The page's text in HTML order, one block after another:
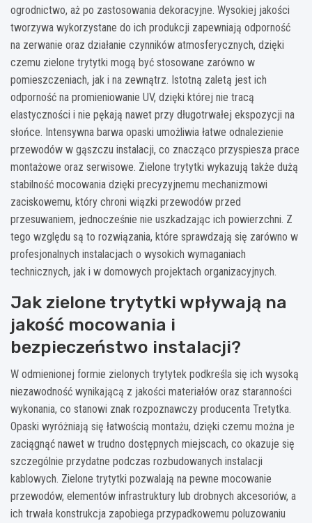
ogrodnictwo, aż po zastosowania dekoracyjne. Wysokiej jakości
tworzywa wykorzystane do ich produkcji zapewniają odporność
na zerwanie oraz działanie czynników atmosferycznych, dzięki
czemu zielone trytytki mogą być stosowane zarówno w
pomieszczeniach, jak i na zewnątrz. Istotną zaletą jest ich
odporność na promieniowanie UV, dzięki której nie tracą
elastyczności i nie pękają nawet przy długotrwałej ekspozycji na
słońce. Intensywna barwa opaski umożliwia łatwe odnalezienie
przewodów w gąszczu instalacji, co znacząco przyspiesza prace
montażowe oraz serwisowe. Zielone trytytki wykazują także dużą
stabilność mocowania dzięki precyzyjnemu mechanizmowi
zaciskowemu, który chroni wiązki przewodów przed
przesuwaniem, jednocześnie nie uszkadzając ich powierzchni. Z
tego względu są to rozwiązania, które sprawdzają się zarówno w
profesjonalnych instalacjach o wysokich wymaganiach
technicznych, jak i w domowych projektach organizacyjnych.
Jak zielone trytytki wpływają na
jakość mocowania i
bezpieczeństwo instalacji?
W odmienionej formie zielonych trytytek podkreśla się ich wysoką
niezawodność wynikającą z jakości materiałów oraz staranności
wykonania, co stanowi znak rozpoznawczy producenta Tretytka.
Opaski wyróżniają się łatwością montażu, dzięki czemu można je
zaciągnąć nawet w trudno dostępnych miejscach, co okazuje się
szczególnie przydatne podczas rozbudowanych instalacji
kablowych. Zielone trytytki pozwalają na pewne mocowanie
przewodów, elementów infrastruktury lub drobnych akcesoriów, a
ich trwała konstrukcja zapobiega przypadkowemu poluzowaniu